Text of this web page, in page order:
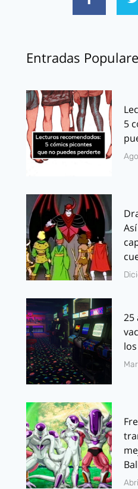
Entradas
5
25